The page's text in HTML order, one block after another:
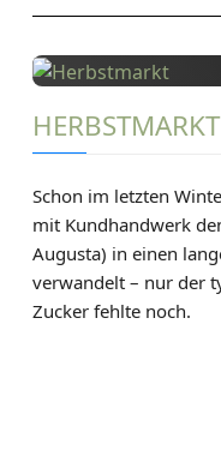
HERBSTMARKT
Schon im letzten
mit Kundhandwerk
Augusta) in einen
verwandelt – nur der
Zucker fehlte noch.